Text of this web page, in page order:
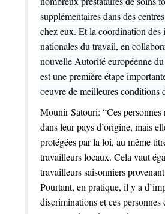
supplémentaires dans des
chez eux. Et la coordination des
nationales du travail, en
nouvelle Autorité européenne
est une première étape
oeuvre de meilleures conditions
Mounir Satouri: “Ces personnes
dans leur pays d’origine, mais
protégées par la loi, au même
travailleurs locaux. Cela vaut
travailleurs saisonniers
Pourtant, en pratique, il y a
discriminations et ces personnes